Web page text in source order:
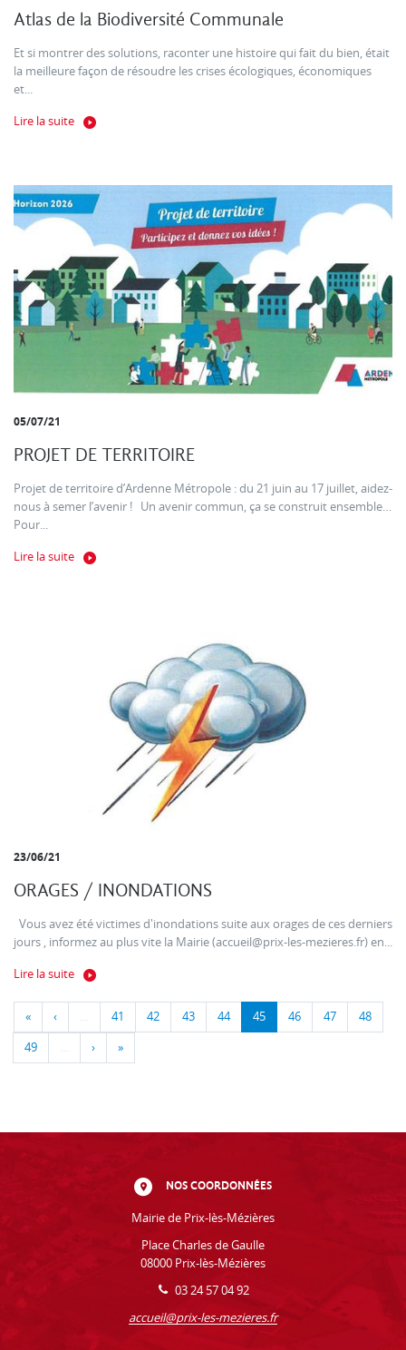
Atlas de la Biodiversité Communale
Et si montrer des solutions, raconter une histoire qui fait du bien, était
la meilleure façon de résoudre les crises écologiques, économiques
et...
Lire la suite
05/07/21
PROJET DE TERRITOIRE
Projet de territoire d’Ardenne Métropole : du 21 juin au 17 juillet, aidez-
nous à semer l’avenir ! Un avenir commun, ça se construit ensemble…
Pour...
Lire la suite
23/06/21
ORAGES / INONDATIONS
Vous avez été victimes d'inondations suite aux orages de ces derniers
jours , informez au plus vite la Mairie (accueil@prix-les-mezieres.fr) en...
Lire la suite
« ‹ … 41 42 43 44 45 46 47 48
49 … › »
NOS COORDONNÉES
Mairie de Prix-lès-Mézières
Place Charles de Gaulle
08000 Prix-lès-Mézières
03 24 57 04 92
accueil@prix-les-mezieres.fr